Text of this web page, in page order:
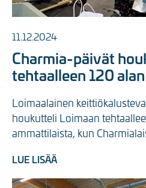
11.12.2024
Charmia-päivät
tehtaalleen 120
Loimaalainen
houkutteli Loimaan
ammattilaista, kun
LUE LISÄÄ